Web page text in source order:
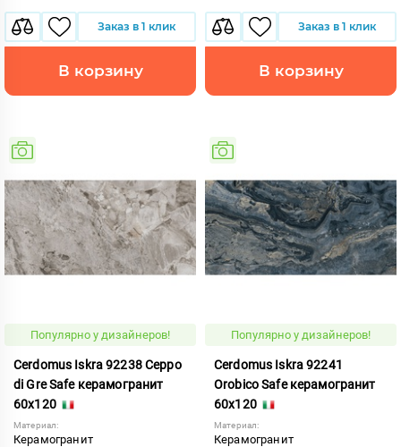
Заказ в 1 клик
В корзину
Заказ в 1 клик
В корзину
Популярно у дизайнеров!
Cerdomus Iskra 92238 Ceppo
di Gre Safe керамогранит
60x120
Материал:
Керамогранит
Популярно у дизайнеров!
Cerdomus Iskra 92241
Orobico Safe керамогранит
60x120
Материал:
Керамогранит